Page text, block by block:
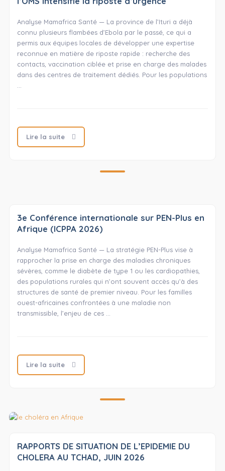
Analyse Mamafrica Santé — La province de l’Ituri a déjà
connu plusieurs flambées d’Ebola par le passé, ce qui a
permis aux équipes locales de développer une expertise
reconnue en matière de riposte rapide : recherche des
contacts, vaccination ciblée et prise en charge des malades
dans des centres de traitement dédiés. Pour les populations
Lire la suite
3e Conférence internationale sur PEN-Plus en
Afrique (ICPPA 2026)
Analyse Mamafrica Santé — La stratégie PEN-Plus vise à
rapprocher la prise en charge des maladies chroniques
sévères, comme le diabète de type 1 ou les cardiopathies,
des populations rurales qui n’ont souvent accès qu’à des
structures de santé de premier niveau. Pour les familles
ouest-africaines confrontées à une maladie non
transmissible, l’enjeu de ces …
Lire la suite
RAPPORTS DE SITUATION DE L’EPIDEMIE DU
CHOLERA AU TCHAD, JUIN 2026